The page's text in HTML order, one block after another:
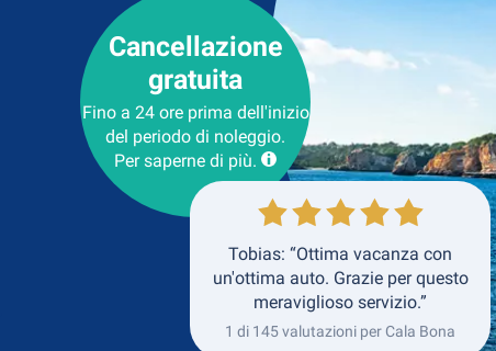
Luogo del noleggio
Luogo di ritorno
Ritorno
Cancellazione
gratuita
Fino a 24 ore prima dell'inizio
del periodo di noleggio.
Per saperne di più.
Tobias: “Ottima vacanza con
un'ottima auto. Grazie per questo
meraviglioso servizio.”
1 di 145 valutazioni per Cala Bona